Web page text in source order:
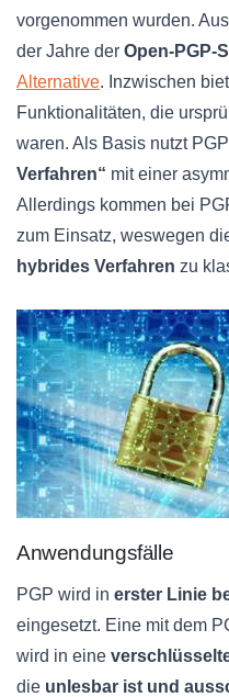
vorgenommen wurden.
der Jahre der Open-PGP-
Alternative. Inzwischen
Funktionalitäten, die
waren. Als Basis nutzt
Verfahren“ mit einer
Allerdings kommen bei
zum Einsatz, weswegen
hybrides Verfahren zu
Anwendungsfälle
PGP wird in erster Linie
eingesetzt. Eine mit dem
wird in eine
die unlesbar ist und